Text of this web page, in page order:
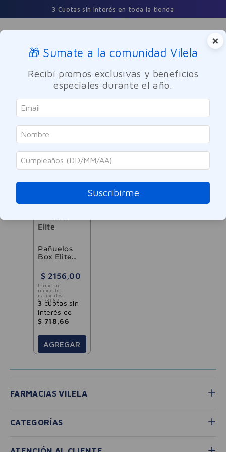
3 Cuotas sin interés en toda la tienda
Buscar
Elite
Pañuelos
Box Elite
$ 2156,00
Precio sin
impuestos
nacionales:
$ 1781 , 82
3cuotas sin
interés de
$ 718,66
AGREGAR
FARMACIAS VILELA
CATEGORÍAS
×
🎁 Sumate a la comunidad Vilela
Recibí promos exclusivas y beneficios
especiales durante el año.
Suscribirme